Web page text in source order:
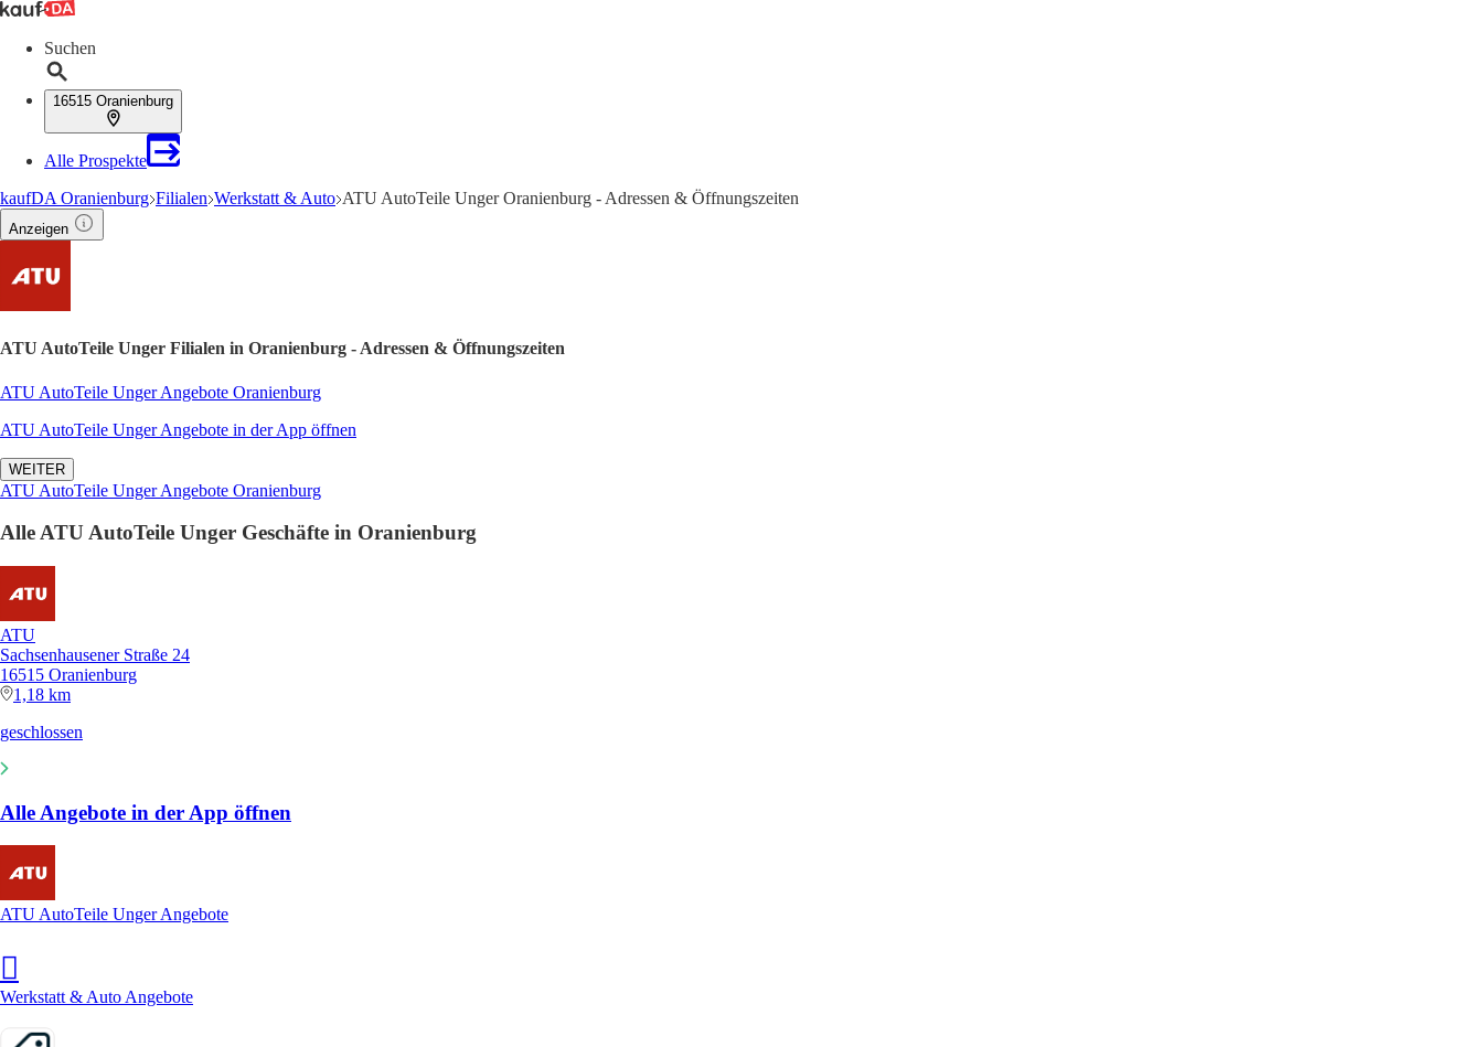
Suchen
16515 Oranienburg
Alle Prospekte
kaufDA Oranienburg Filialen Werkstatt & Auto ATU AutoTeile Unger Oranienburg - Adressen & Öffnungszeiten
Anzeigen
ATU AutoTeile Unger Filialen in Oranienburg - Adressen & Öffnungszeiten
ATU AutoTeile Unger Angebote Oranienburg
ATU AutoTeile Unger Angebote in der App öffnen
WEITER
ATU AutoTeile Unger Angebote Oranienburg
Alle ATU AutoTeile Unger Geschäfte in Oranienburg
ATU
Sachsenhausener Straße 24
16515 Oranienburg
1,18 km
geschlossen
Alle Angebote in der App öffnen
ATU AutoTeile Unger Angebote
Werkstatt & Auto Angebote